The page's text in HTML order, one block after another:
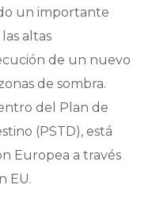
un importante
altas
de un nuevo
de sombra.
del Plan de
(PSTD), está
Europea a través
EU.